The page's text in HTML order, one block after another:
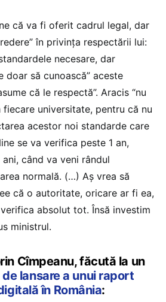
că va fi oferit cadrul legal, dar
în privința respectării lui:
necesare, dar
doar să cunoască” aceste
că le respectă”. Aracis “nu
universitate, pentru că nu
acestor noi standarde care
se va verifica peste 1 an,
când va veni rândul
normală. (…) Aș vrea să
că o autoritate, oricare ar fi ea,
absolut tot. Însă investim
ministrul.
Cîmpeanu, făcută la un
lansare a unui raport
în România: